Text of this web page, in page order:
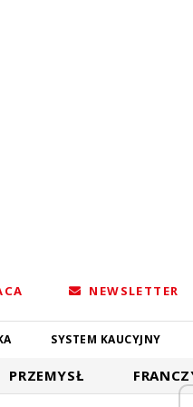
NEWSLETTER
SYSTEM KAUCYJNY
PRZEMYSŁ